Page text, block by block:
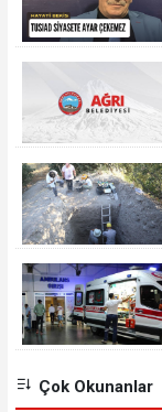
Çok Okunanlar